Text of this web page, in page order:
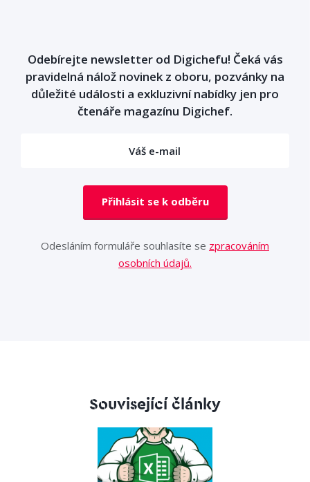
Odebírejte newsletter od Digichefu! Čeká vás
pravidelná nálož novinek z oboru, pozvánky na
důležité události a exkluzivní nabídky jen pro
čtenáře magazínu Digichef.
Přihlásit se k odběru
Odesláním formuláře souhlasíte se zpracováním
osobních údajů.
Související články